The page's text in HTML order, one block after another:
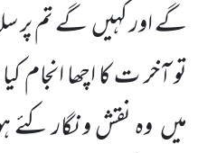
گے اور کہیں گے تم پر
تو آخر ت کا اچھا
میں وہ نقش و نگار